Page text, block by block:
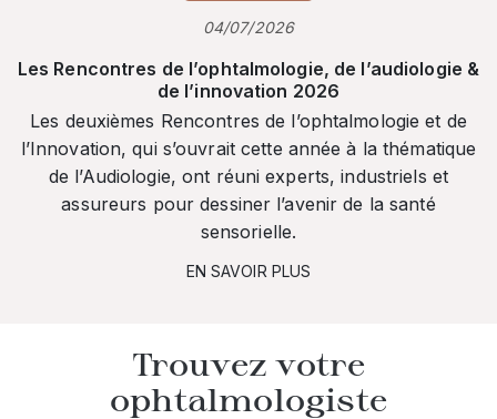
04/07/2026
Les Rencontres de l’ophtalmologie, de l’audiologie &
de l’innovation 2026
Les deuxièmes Rencontres de l’ophtalmologie et de
l’Innovation, qui s’ouvrait cette année à la thématique
de l’Audiologie, ont réuni experts, industriels et
assureurs pour dessiner l’avenir de la santé
sensorielle.
EN SAVOIR PLUS
Trouvez votre
ophtalmologiste